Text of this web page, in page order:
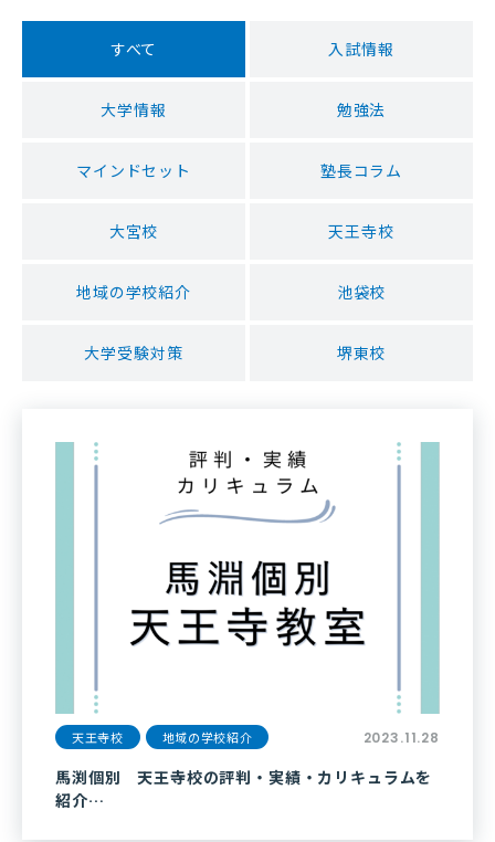
すべて 入試情報
大学情報 勉強法
マインドセット 塾長コラム
大宮校 天王寺校
地域の学校紹介 池袋校
大学受験対策 堺東校
天王寺校 地域の学校紹介 2023.11.28
馬渕個別 天王寺校の評判・実績・カリキュラムを
紹介…